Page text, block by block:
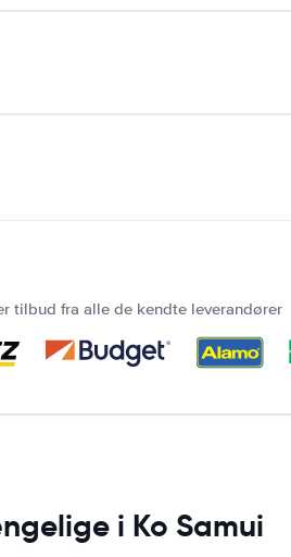
tilbud fra alle de kendte leverandører
i Ko Samui